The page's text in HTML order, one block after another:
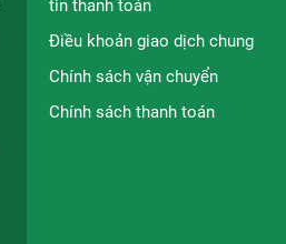
tin thanh toán
Điều khoản giao dịch chung
Chính sách vận chuyển
Chính sách thanh toán